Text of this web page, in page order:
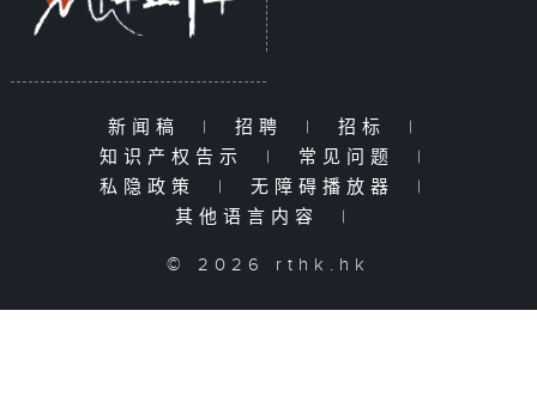
新闻稿 | 招聘 | 招标
|
知识产权告示
| 常见问题
|
私隐政策
| 无障碍播放器
|
其他语言内容
|
© 2026 rthk.hk